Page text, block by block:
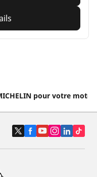
pour votre moto